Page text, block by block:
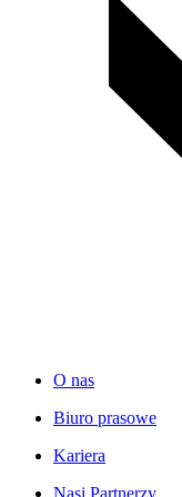
O nas
Biuro prasowe
Kariera
Nasi Partnerzy